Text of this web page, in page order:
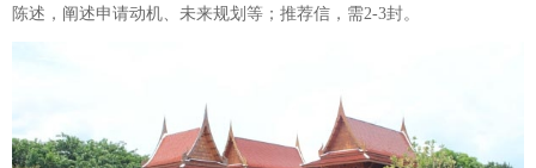
陈述，阐述申请动机、未来规划等；推荐信，需2-3封。